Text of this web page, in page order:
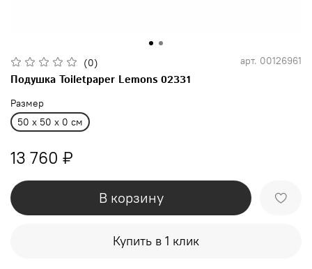
(0) арт. 00126961
Подушка Toiletpaper Lemons 02331
Размер
50 x 50 x 0 см
13 760 ₽
В корзину
Купить в 1 клик